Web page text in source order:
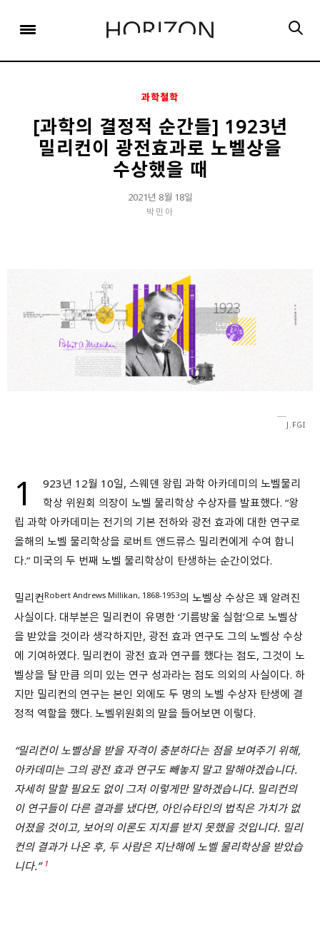
과학철학
[과학의 결정적 순간들] 1923년
밀리컨이 광전효과로 노벨상을
수상했을 때
2021년 8월 18일
박민아
J.FGI
1
923년 12월 10일, 스웨덴 왕립 과학 아카데미의 노벨물리
학상 위원회 의장이 노벨 물리학상 수상자를 발표했다. “왕
립 과학 아카데미는 전기의 기본 전하와 광전 효과에 대한 연구로
올해의 노벨 물리학상을 로버트 앤드류스 밀리컨에게 수여 합니
다.” 미국의 두 번째 노벨 물리학상이 탄생하는 순간이었다.
밀리컨Robert Andrews Millikan, 1868-1953의 노벨상 수상은 꽤 알려진
사실이다. 대부분은 밀리컨이 유명한 ‘기름방울 실험’으로 노벨상
을 받았을 것이라 생각하지만, 광전 효과 연구도 그의 노벨상 수상
에 기여하였다. 밀리컨이 광전 효과 연구를 했다는 점도, 그것이 노
벨상을 탈 만큼 의미 있는 연구 성과라는 점도 의외의 사실이다. 하
지만 밀리컨의 연구는 본인 외에도 두 명의 노벨 수상자 탄생에 결
정적 역할을 했다. 노벨위원회의 말을 들어보면 이렇다.
“밀리컨이 노벨상을 받을 자격이 충분하다는 점을 보여주기 위해,
아카데미는 그의 광전 효과 연구도 빼놓지 말고 말해야겠습니다.
자세히 말할 필요도 없이 그저 이렇게만 말하겠습니다. 밀리컨의
이 연구들이 다른 결과를 냈다면, 아인슈타인의 법칙은 가치가 없
어졌을 것이고, 보어의 이론도 지지를 받지 못했을 것입니다. 밀리
컨의 결과가 나온 후, 두 사람은 지난해에 노벨 물리학상을 받았습
니다.” 1
x
비밀번호 찾기
소셜 계정으로 로그인할 수 있습니다.
비밀번호 찾기
보내기
SIGN UP
회원 가입을 통해 더 많은 정보를 받아보세요.
01
회원정보입력
02
이메일 인증
03
가입완료
입력하신 이메일 주소
로
회원 가입을 완료해 주세요.
SIGN UP
회원정보입력
02
이메일 인증 가입완료
이메일 인증이 완료되었습니다.
SIGN UP
회원 가입을 통해 더 많은 정보를 받아보세요.
01
회원정보입력
02
이메일 인증
03
가입완료
등록하실 이메일 주소를 입력해 주세요.
회원가입 약관 동의 상세보기
개인정보의 수집 및 이용 안내 동의 상세보기